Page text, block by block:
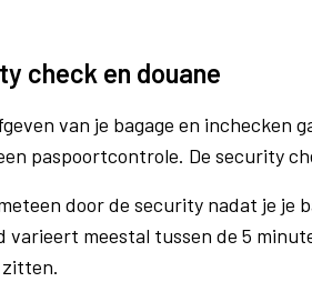
check en douane
van je bagage en inchecken
paspoortcontrole. De security
door de security nadat je je
meestal tussen de 5